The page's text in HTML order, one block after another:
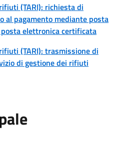
(TARI): richiesta di
al pagamento mediante posta
elettronica certificata
(TARI): trasmissione di
di gestione dei rifiuti